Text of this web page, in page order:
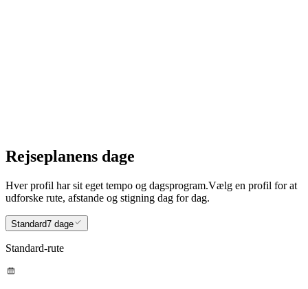
Rejseplanens dage
Hver profil har sit eget tempo og dagsprogram.Vælg en profil for at
udforske rute, afstande og stigning dag for dag.
Standard7 dage
Standard-rute